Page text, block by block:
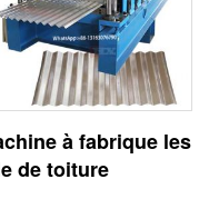
à fabrique les
de toiture